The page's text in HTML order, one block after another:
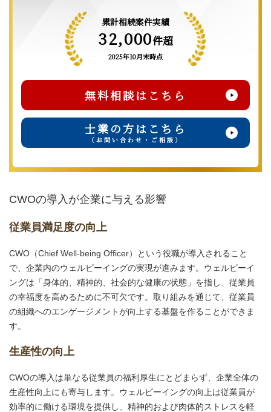
累計相続案件実績
32,000件超
2025年10月末時点
無料相談はこちら
士業の方はこちら
（お問い合わせ・ご相談）
CWOの導入が企業に与える影響
従業員満足度の向上
CWO（Chief Well-being Officer）という役職が導入されること
で、企業内のウェルビーイングの実現が進みます。ウェルビーイ
ングは「身体的、精神的、社会的な健康の状態」を指し、従業員
の幸福度を高めるために不可欠です。取り組みを通じて、従業員
の組織へのエンゲージメントが向上する基盤を作ることができま
す。
生産性の向上
CWOの導入は単なる従業員の福利厚生にとどまらず、企業全体の
生産性向上にも寄与します。ウェルビーイングの向上は従業員が
効率的に働ける環境を提供し、精神的および肉体的ストレスを軽